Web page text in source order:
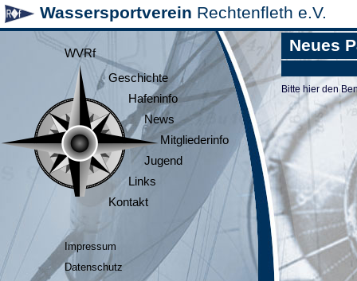
Wassersportverein Rechtenfleth e.V.
WVRf
Geschichte
Hafeninfo
News
Mitgliederinfo
Jugend
Links
Kontakt
Impressum
Datenschutz
Neues
Bitte hier den